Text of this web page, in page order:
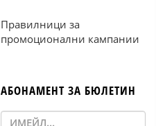
Правилници за
промоционални кампании
АБОНАМЕНТ ЗА БЮЛЕТИН